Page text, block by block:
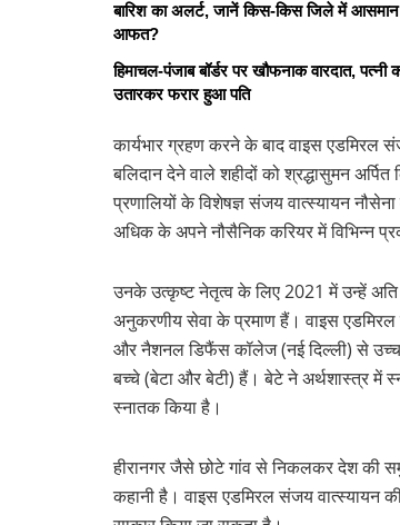
बारिश का अलर्ट, जानें किस-किस जिले में
आफत?
हिमाचल-पंजाब बॉर्डर पर खौफनाक वारदात, पत्नी
उतारकर फरार हुआ पति
कार्यभार ग्रहण करने के बाद वाइस एडमिरल
बलिदान देने वाले शहीदों को श्रद्धासुमन
प्रणालियों के विशेषज्ञ संजय वात्स्यायन
अधिक के अपने नौसैनिक करियर में विभिन्न
उनके उत्कृष्ट नेतृत्व के लिए 2021 में उन्हें अति
अनुकरणीय सेवा के प्रमाण हैं। वाइस
और नैशनल डिफैंस कॉलेज (नई दिल्ली) से उच्च
बच्चे (बेटा और बेटी) हैं। बेटे ने अर्थशास्त्र में
स्नातक किया है।
हीरानगर जैसे छोटे गांव से निकलकर देश की
कहानी है। वाइस एडमिरल संजय वात्स्यायन